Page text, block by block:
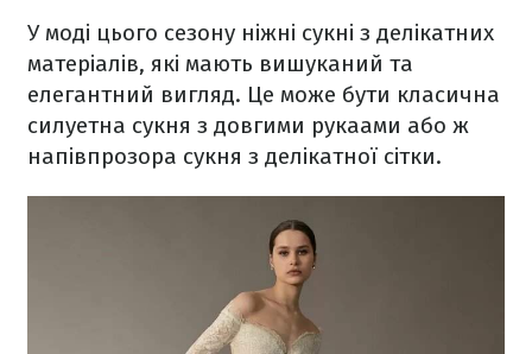
У моді цього сезону ніжні сукні з делікатних
матеріалів, які мають вишуканий та
елегантний вигляд. Це може бути класична
силуетна сукня з довгими рукаами або ж
напівпрозора сукня з делікатної сітки.